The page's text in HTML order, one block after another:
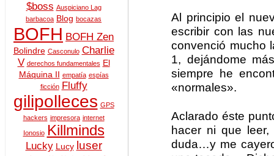
$boss Auspiciano Lag
barbacoa Blog bocazas
BOFH BOFH Zen
Bolindre Casconulo Charlie
V derechos fundamentales El
Máquina II empatía espías
ficción
Fluffy
gilipolleces GPS
hackers impresora internet
Ionosio Killminds
Lucky Lucy luser
Al principio el
escribir con las
convenció mucho
1, dejándome
siempre he
«normales».
Aclarado éste
hacer ni que
duda…y me